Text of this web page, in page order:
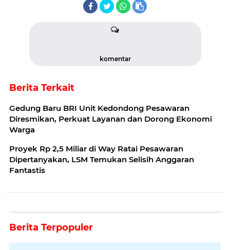
komentar
Berita Terkait
Gedung Baru BRI Unit Kedondong Pesawaran
Diresmikan, Perkuat Layanan dan Dorong Ekonomi
Warga
Proyek Rp 2,5 Miliar di Way Ratai Pesawaran
Dipertanyakan, LSM Temukan Selisih Anggaran
Fantastis
Berita Terpopuler